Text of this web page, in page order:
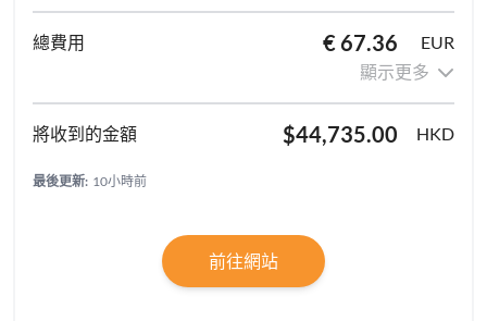
€ 67.36
EUR
顯示更多
$44,735.00 HKD
最後更新: 10小時前
前往網站